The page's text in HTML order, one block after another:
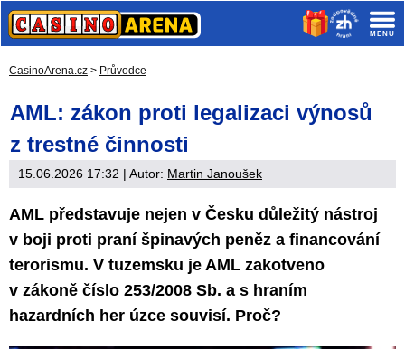
CasinoArena.cz > Průvodce
AML: zákon proti legalizaci výnosů
z trestné činnosti
15.06.2026 17:32 | Autor: Martin Janoušek
AML představuje nejen v Česku důležitý nástroj
v boji proti praní špinavých peněz a financování
terorismu. V tuzemsku je AML zakotveno
v zákoně číslo 253/2008 Sb. a s hraním
hazardních her úzce souvisí. Proč?